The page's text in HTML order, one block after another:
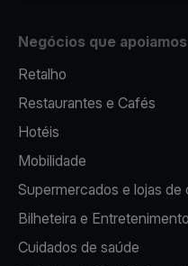
Negócios que apoiamos
Retalho
Restaurantes e Cafés
Hotéis
Mobilidade
Supermercados e lojas de
Bilheteira e Entretenimento
Cuidados de saúde